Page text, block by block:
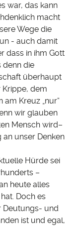
war, das kann
macht
Wege die
- auch damit
dass in ihm Gott
denn die
überhaupt
Krippe, dem
Kreuz „nur“
wir glauben
Mensch wird–
unser Denken
Hürde sei
–
heute alles
Doch es
Deutungs- und
ist und egal,